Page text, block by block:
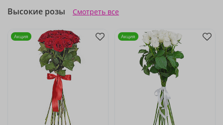
Высокие розы Смотреть все
Акция Акция